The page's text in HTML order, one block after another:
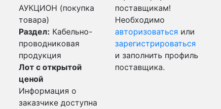
АУКЦИОН (покупка
товара)
Раздел: Кабельно-
проводниковая
продукция
Лот с открытой
ценой
Информация о
заказчике доступна
поставщикам!
Необходимо
авторизоваться или
зарегистрироваться
и заполнить профиль
поставщика.